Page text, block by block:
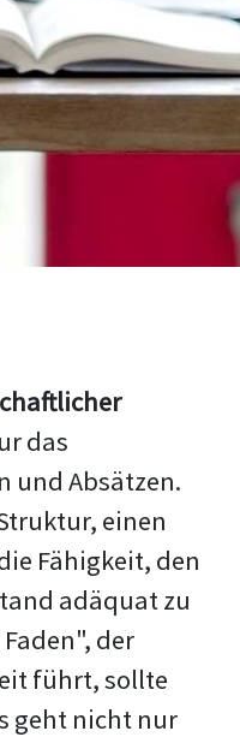
das
und Absätzen.
einen
Fähigkeit, den
adäquat zu
der
führt, sollte
geht nicht nur